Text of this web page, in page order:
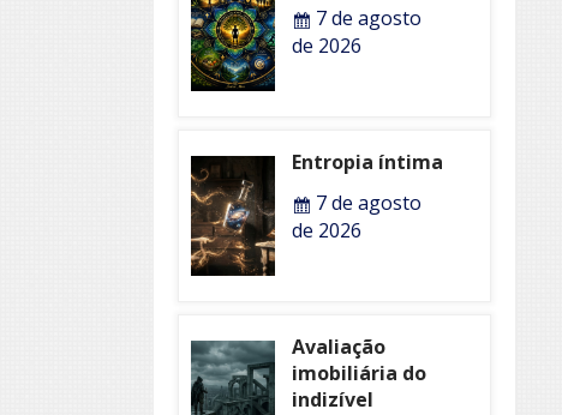
7 de agosto
de 2026
Entropia íntima
7 de agosto
de 2026
Avaliação
imobiliária do
indizível